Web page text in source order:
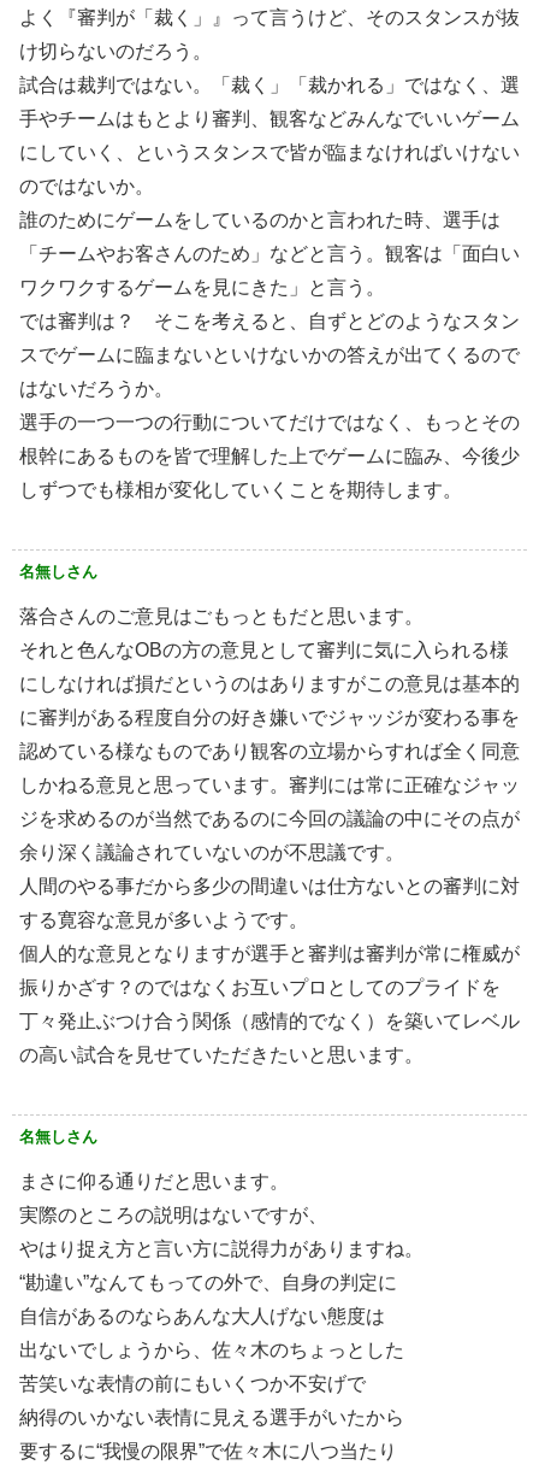
よく『審判が「裁く」』って言うけど、そのスタンスが抜
け切らないのだろう。
試合は裁判ではない。「裁く」「裁かれる」ではなく、選
手やチームはもとより審判、観客などみんなでいいゲーム
にしていく、というスタンスで皆が臨まなければいけない
のではないか。
誰のためにゲームをしているのかと言われた時、選手は
「チームやお客さんのため」などと言う。観客は「面白い
ワクワクするゲームを見にきた」と言う。
では審判は？ そこを考えると、自ずとどのようなスタン
スでゲームに臨まないといけないかの答えが出てくるので
はないだろうか。
選手の一つ一つの行動についてだけではなく、もっとその
根幹にあるものを皆で理解した上でゲームに臨み、今後少
しずつでも様相が変化していくことを期待します。
名無しさん
落合さんのご意見はごもっともだと思います。
それと色んなOBの方の意見として審判に気に入られる様
にしなければ損だというのはありますがこの意見は基本的
に審判がある程度自分の好き嫌いでジャッジが変わる事を
認めている様なものであり観客の立場からすれば全く同意
しかねる意見と思っています。審判には常に正確なジャッ
ジを求めるのが当然であるのに今回の議論の中にその点が
余り深く議論されていないのが不思議です。
人間のやる事だから多少の間違いは仕方ないとの審判に対
する寛容な意見が多いようです。
個人的な意見となりますが選手と審判は審判が常に権威が
振りかざす？のではなくお互いプロとしてのプライドを
丁々発止ぶつけ合う関係（感情的でなく）を築いてレベル
の高い試合を見せていただきたいと思います。
名無しさん
まさに仰る通りだと思います。
実際のところの説明はないですが、
やはり捉え方と言い方に説得力がありますね。
“勘違い”なんてもっての外で、自身の判定に
自信があるのならあんな大人げない態度は
出ないでしょうから、佐々木のちょっとした
苦笑いな表情の前にもいくつか不安げで
納得のいかない表情に見える選手がいたから
要するに“我慢の限界”で佐々木に八つ当たり